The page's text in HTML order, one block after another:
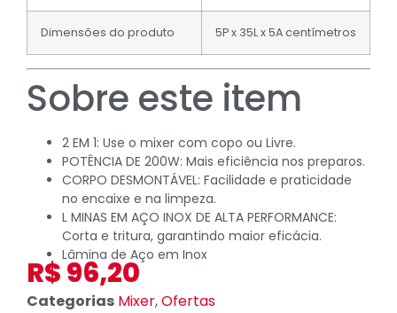
Dimensões do produto 5P x 35L x 5A centímetros
Sobre este item
2 EM 1: Use o mixer com copo ou Livre.
POTÊNCIA DE 200W: Mais eficiência nos preparos.
CORPO DESMONTÁVEL: Facilidade e praticidade
no encaixe e na limpeza.
L MINAS EM AÇO INOX DE ALTA PERFORMANCE:
Corta e tritura, garantindo maior eficácia.
Lâmina de Aço em Inox
R$96,20
Categorias Mixer,Ofertas